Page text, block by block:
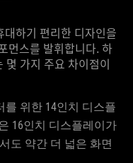
하기 편리한 디자인을
먼스를 발휘합니다. 하
가지 주요 차이점이
를 위한 14인치 디스플
16인치 디스플레이가
도 약간 더 넓은 화면